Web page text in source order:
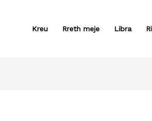
Kreu Rreth meje Libra